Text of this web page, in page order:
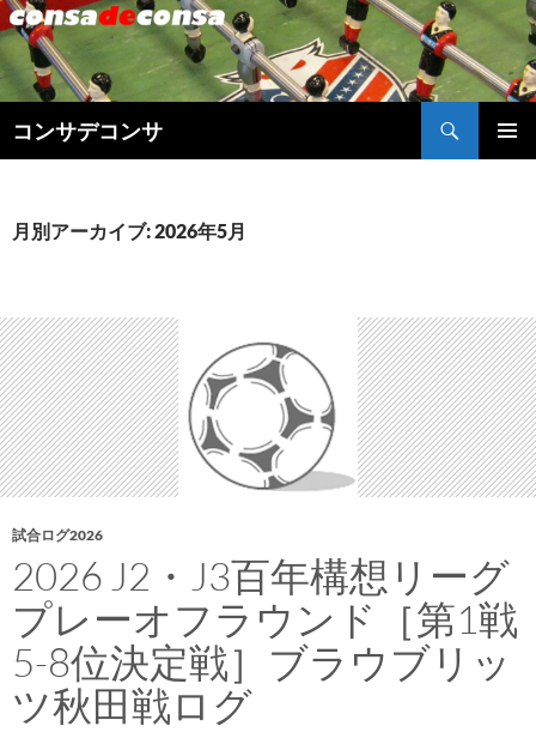
コンサデコンサ
索
ン
キ
ッ
プ
月別アーカイブ: 2026年5月
試合ログ2026
2026 J2・J3百年構想リーグ
プレーオフラウンド［第1戦
5-8位決定戦］ブラウブリッ
ツ秋田戦ログ